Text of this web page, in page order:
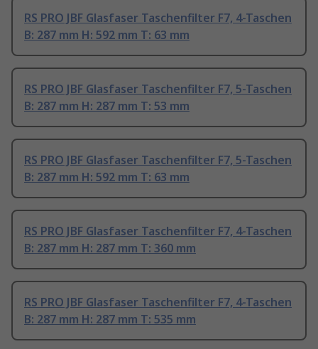
RS PRO JBF Glasfaser Taschenfilter F7, 4-Taschen
B: 287 mm H: 592 mm T: 63 mm
RS PRO JBF Glasfaser Taschenfilter F7, 5-Taschen
B: 287 mm H: 287 mm T: 53 mm
RS PRO JBF Glasfaser Taschenfilter F7, 5-Taschen
B: 287 mm H: 592 mm T: 63 mm
RS PRO JBF Glasfaser Taschenfilter F7, 4-Taschen
B: 287 mm H: 287 mm T: 360 mm
RS PRO JBF Glasfaser Taschenfilter F7, 4-Taschen
B: 287 mm H: 287 mm T: 535 mm